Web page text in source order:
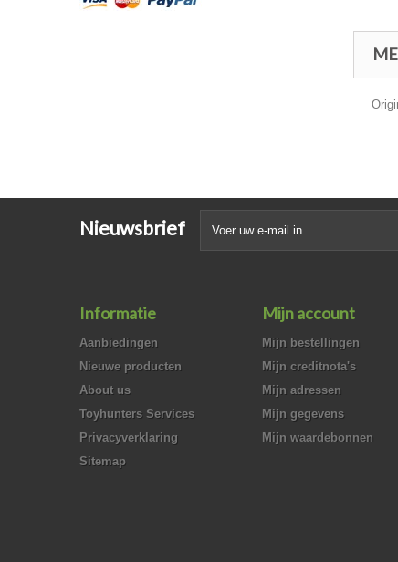
Nieuwsbrief
Informatie
Aanbiedingen
Nieuwe producten
About us
Toyhunters Services
Privacyverklaring
Sitemap
Mijn account
Mijn bestellingen
Mijn creditnota's
Mijn adressen
Mijn gegevens
Mijn waardebonnen